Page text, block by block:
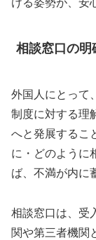
相談窓口の明
外国人にとって
制度に対する理
へと発展するこ
に・どのように
ば、不満が内に
相談窓口は、受
関や第三者機関